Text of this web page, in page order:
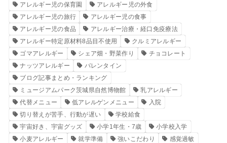
アレルギー児の保育園
アレルギー児の外食
アレルギー児の旅行
アレルギー児の食事
アレルギー児の食品
アレルギー治療・経口免疫療法
アレルギー特定原材料8品目不使用
クルミアレルギー
ゴマアレルギー
シェア畑・野菜作り
チョコレート
ナッツアレルギー
バレンタイン
ブログ記事まとめ・ランキング
ミュージアムパーク茨城県自然博物館
乳アレルギー
代替メニュー
低アレルゲンメニュー
入院
切り替えが苦手、行動が遅い
学校給食
宇宙好き、宇宙グッズ
小学1年生・7歳
小学校入学
小麦アレルギー
就学準備 強いこだわり
感覚過敏